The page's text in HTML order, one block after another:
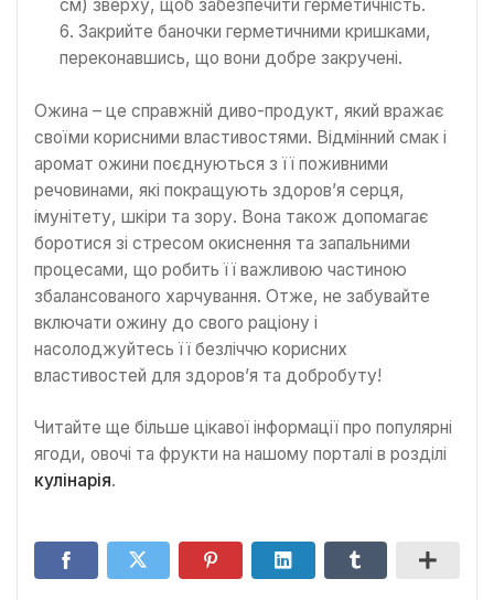
см) зверху, щоб забезпечити герметичність.
Закрийте баночки герметичними кришками,
переконавшись, що вони добре закручені.
Ожина – це справжній диво-продукт, який вражає
своїми корисними властивостями. Відмінний смак і
аромат ожини поєднуються з її поживними
речовинами, які покращують здоров’я серця,
імунітету, шкіри та зору. Вона також допомагає
боротися зі стресом окиснення та запальними
процесами, що робить її важливою частиною
збалансованого харчування. Отже, не забувайте
включати ожину до свого раціону і
насолоджуйтесь її безліччю корисних
властивостей для здоров’я та добробуту!
Читайте ще більше цікавої інформації про популярні
ягоди, овочі та фрукти на нашому порталі в розділі
кулінарія.